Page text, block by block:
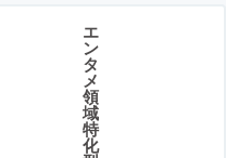
エ
ン
タ
メ
領
域
特
化